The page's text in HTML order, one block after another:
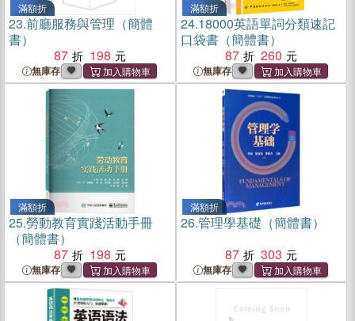
滿額折
23.前廳服務與管理（簡體
書）
87
198
無庫存
滿額折
24.18000英語單詞分類速記
口袋書（簡體書）
87
260
無庫存
滿額折
25.勞動教育實踐活動手冊
（簡體書）
87
198
無庫存
滿額折
26.管理學基礎（簡體書）
87
303
無庫存